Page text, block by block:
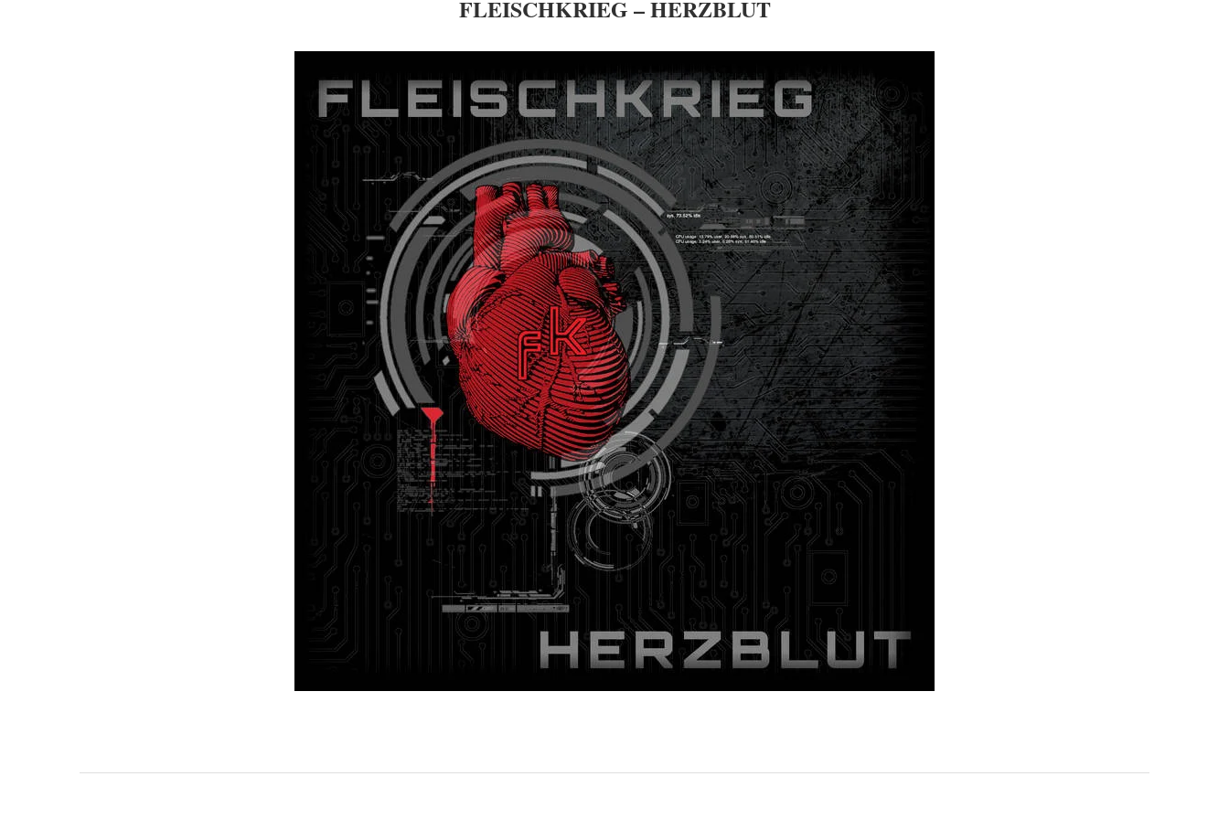
FLEISCHKRIEG – HERZBLUT